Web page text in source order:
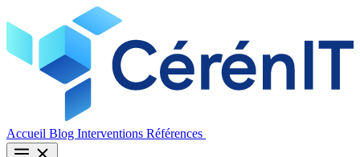
Accueil Blog Interventions Références